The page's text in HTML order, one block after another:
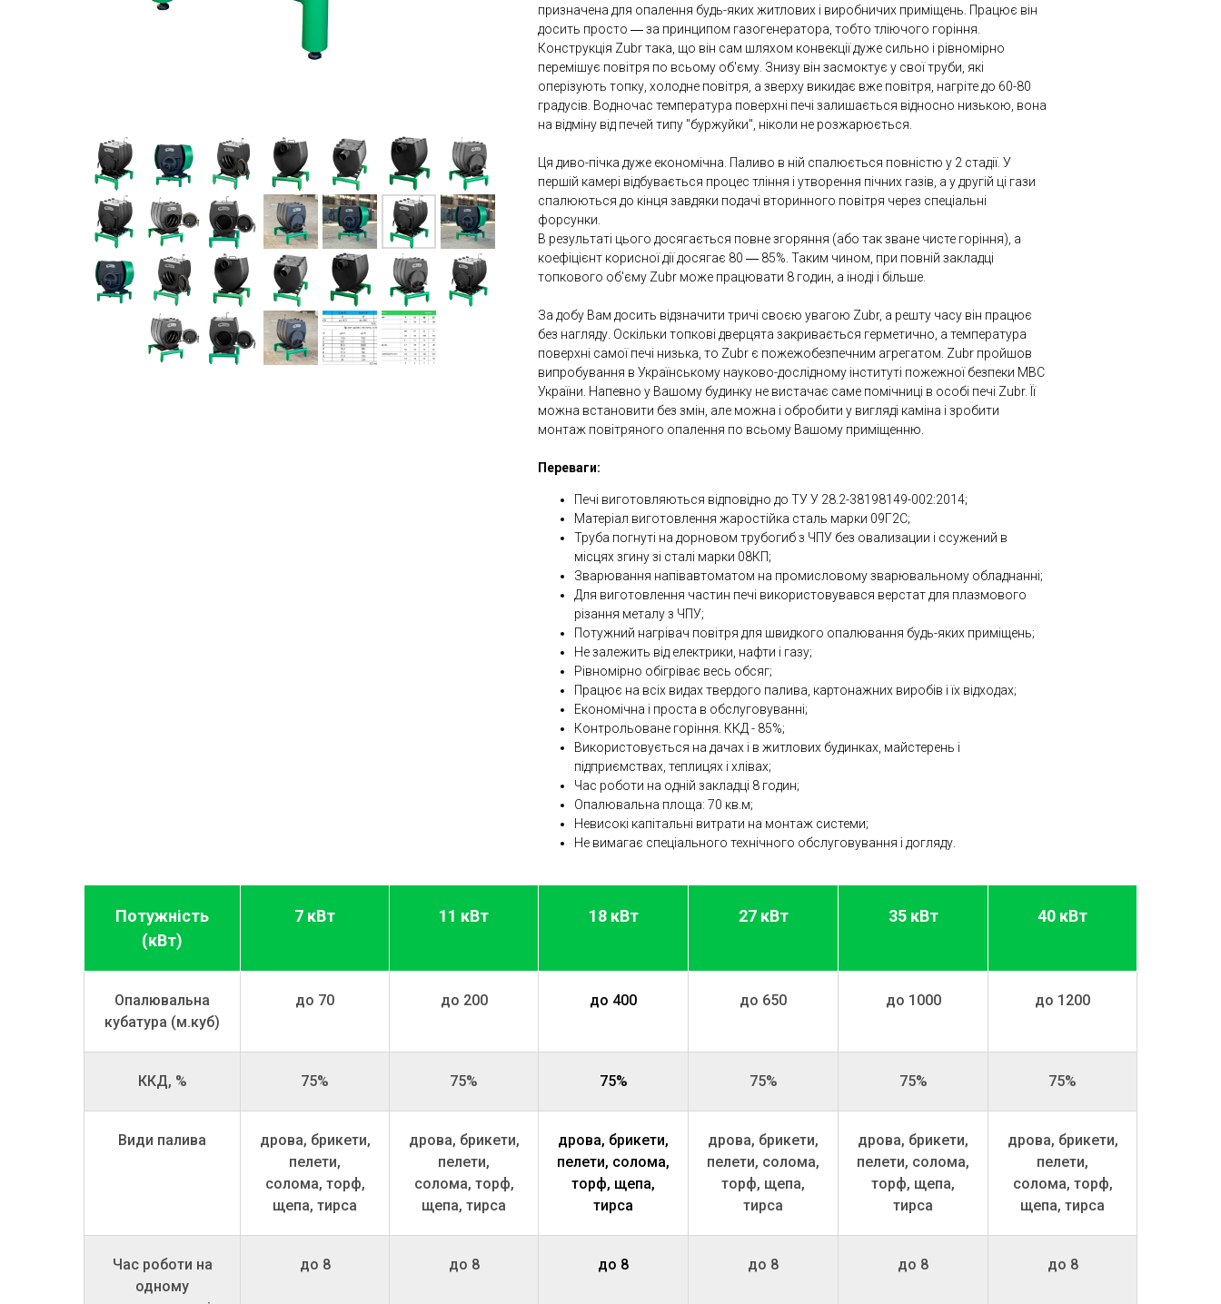
призначена для опалення будь-яких житлових і виробничих приміщень. Працює він
досить просто ― за принципом газогенератора, тобто тліючого горіння.
Конструкція Zubr така, що він сам шляхом конвекції дуже сильно і рівномірно
перемішує повітря по всьому об'єму. Знизу він засмоктує у свої труби, які
оперізують топку, холодне повітря, а зверху викидає вже повітря, нагріте до 60-80
градусів. Водночас температура поверхні печі залишається відносно низькою, вона
на відміну від печей типу "буржуйки", ніколи не розжарюється.
Ця диво-пічка дуже економічна. Паливо в ній спалюється повністю у 2 стадії. У
першій камері відбувається процес тління і утворення пічних газів, а у другій ці гази
спалюються до кінця завдяки подачі вторинного повітря через спеціальні
форсунки.
В результаті цього досягається повне згоряння (або так зване чисте горіння), а
коефіцієнт корисної дії досягає 80 ― 85%. Таким чином, при повній закладці
топкового об'єму Zubr може працювати 8 годин, а іноді і більше.
За добу Вам досить відзначити тричі своєю увагою Zubr, а решту часу він працює
без нагляду. Оскільки топкові дверцята закривається герметично, а температура
поверхні самої печі низька, то Zubr є пожежобезпечним агрегатом. Zubr пройшов
випробування в Українському науково-дослідному інституті пожежної безпеки МВС
України. Напевно у Вашому будинку не вистачає саме помічниці в особі печі Zubr. Її
можна встановити без змін, але можна і обробити у вигляді каміна і зробити
монтаж повітряного опалення по всьому Вашому приміщенню.
Переваги:
Печі виготовляються відповідно до ТУ У 28.2-38198149-002:2014;
Матеріал виготовлення жаростійка сталь марки 09Г2С;
Труба погнуті на дорновом трубогиб з ЧПУ без овализации і ссужений в
місцях згину зі сталі марки 08КП;
Зварювання напівавтоматом на промисловому зварювальному обладнанні;
Для виготовлення частин печі використовувався верстат для плазмового
різання металу з ЧПУ;
Потужний нагрівач повітря для швидкого опалювання будь-яких приміщень;
Не залежить від електрики, нафти і газу;
Рівномірно обігріває весь обсяг;
Працює на всіх видах твердого палива, картонажних виробів і їх відходах;
Економічна і проста в обслуговуванні;
Контрольоване горіння. ККД - 85%;
Використовується на дачах і в житлових будинках, майстерень і
підприємствах, теплицях і хлівах;
Час роботи на одній закладці 8 годин;
Опалювальна площа: 70 кв.м;
Невисокі капітальні витрати на монтаж системи;
Не вимагає спеціального технічного обслуговування і догляду.
Потужність
(кВт)
7 кВт 11 кВт 18 кВт 27 кВт 35 кВт 40 кВт
Опалювальна
кубатура (м.куб)
до 70 до 200 до 400 до 650 до 1000 до 1200
ККД, % 75% 75% 75% 75% 75% 75%
Види палива
дрова, брикети,
пелети,
солома, торф,
щепа, тирса
дрова, брикети,
пелети,
солома, торф,
щепа, тирса
дрова, брикети,
пелети, солома,
торф, щепа,
тирса
дрова, брикети,
пелети, солома,
торф, щепа,
тирса
дрова, брикети,
пелети, солома,
торф, щепа,
тирса
дрова, брикети,
пелети,
солома, торф,
щепа, тирса
Час роботи на
одному
до 8 до 8 до 8 до 8 до 8 до 8